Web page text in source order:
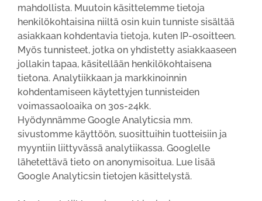
mahdollista. Muutoin käsittelemme tietoja
henkilökohtaisina niiltä osin kuin tunniste sisältää
asiakkaan kohdentavia tietoja, kuten IP-osoitteen.
Myös tunnisteet, jotka on yhdistetty asiakkaaseen
jollakin tapaa, käsitellään henkilökohtaisena
tietona. Analytiikkaan ja markkinoinnin
kohdentamiseen käytettyjen tunnisteiden
voimassaoloaika on 30s-24kk.
Hyödynnämme Google Analyticsia mm.
sivustomme käyttöön, suosittuihin tuotteisiin ja
myyntiin liittyvässä analytiikassa. Googlelle
lähetettävä tieto on anonymisoitua. Lue lisää
Google Analyticsin tietojen käsittelystä.